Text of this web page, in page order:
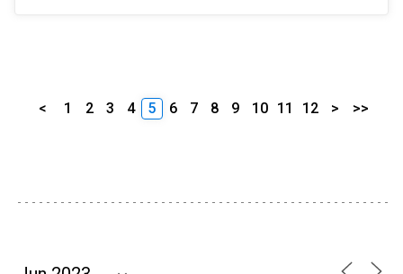
< 1 2 3 4 5 6 7 8 9 10 11 12 > >>